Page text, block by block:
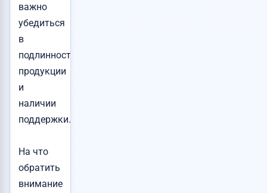
важно
убедиться
в
подлинности
продукции
и
наличии
поддержки.
На что
обратить
внимание